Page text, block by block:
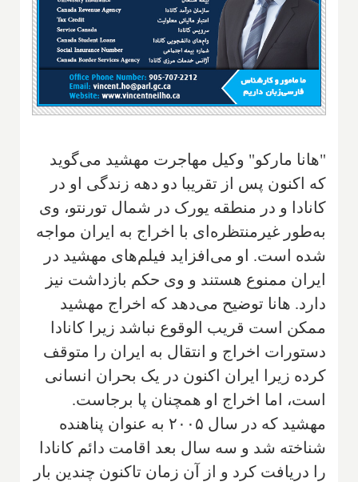
"هانا مارکو" وکیل مهاجرت مهشید می‌گوید
که اکنون پس از تقریبا دو دهه زندگی او در
کانادا و در منطقه یورک در شمال تورنتو، وی
به‌طور غیرمنتظره‌ای با اخراج به ایران مواجه
شده است. او می‌افزاید فیلم‌های مهشید در
ایران ممنوع هستند و وی حکم بازداشت نیز
دارد. هانا توضیح می‌دهد که اخراج مهشید
ممکن است قریب الوقوع نباشد زیرا کانادا
دستورات اخراج و انتقال به ایران را متوقف
کرده زیرا ایران اکنون در یک بحران انسانی
است، اما اخراج او همچنان پا برجاست.
مهشید که در سال ۲۰۰۵ به عنوان پناهنده
شناخته شد و سه سال بعد اقامت دائم کانادا
را دریافت کرد و از آن زمان تاکنون چندین بار